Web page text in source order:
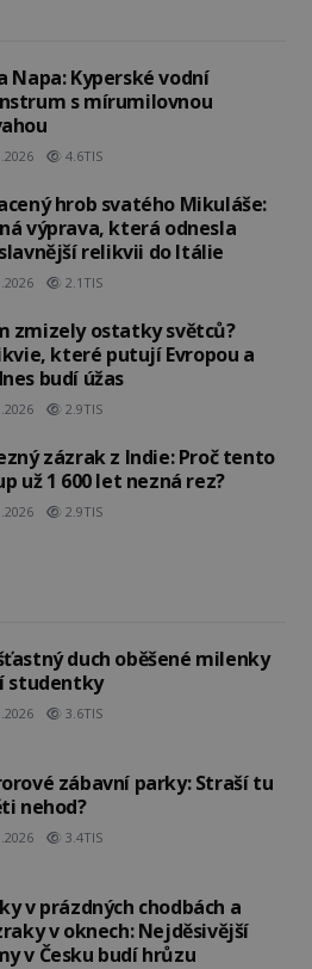
Napa: Kyperské vodní
s mírumilovnou
4.6TIS
hrob svatého Mikuláše:
výprava, která odnesla
relikvii do Itálie
2.1TIS
zmizely ostatky světců?
které putují Evropou a
budí úžas
2.9TIS
zázrak z Indie: Proč tento
už 1 600 let nezná rez?
2.9TIS
duch oběšené milenky
studentky
3.6TIS
zábavní parky: Straší tu
nehod?
3.4TIS
v prázdných chodbách a
v oknech: Nejděsivější
v Česku budí hrůzu